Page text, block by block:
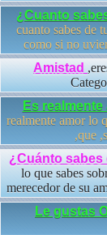
¿Cuanto
cuanto sabes de
como si no
Amistad
Es realmente
realmente amor lo
,que
¿Cuánto sabes
lo que sabes
merecedor de su
Le gustas